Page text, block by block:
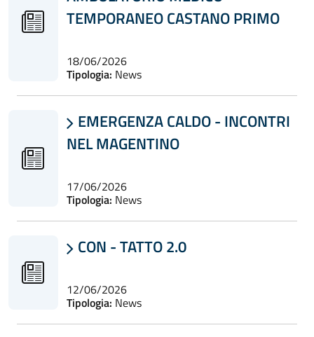
TEMPORANEO CASTANO PRIMO
18/06/2026
Tipologia: News
 EMERGENZA CALDO - INCONTRI
NEL MAGENTINO
17/06/2026
Tipologia: News
 CON - TATTO 2.0
12/06/2026
Tipologia: News